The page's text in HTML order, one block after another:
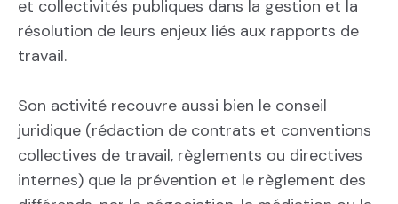
et collectivités publiques dans la gestion et la
résolution de leurs enjeux liés aux rapports de
travail.
Son activité recouvre aussi bien le conseil
juridique (rédaction de contrats et conventions
collectives de travail, règlements ou directives
internes) que la prévention et le règlement des